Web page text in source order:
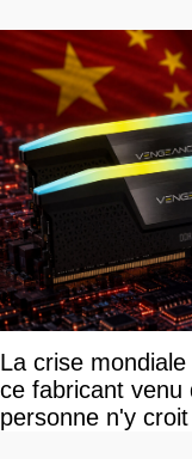
La crise
ce fabricant venu
personne n'y